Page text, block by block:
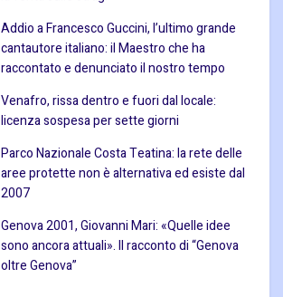
Addio a Francesco Guccini, l’ultimo grande
cantautore italiano: il Maestro che ha
raccontato e denunciato il nostro tempo
Venafro, rissa dentro e fuori dal locale:
licenza sospesa per sette giorni
Parco Nazionale Costa Teatina: la rete delle
aree protette non è alternativa ed esiste dal
2007
Genova 2001, Giovanni Mari: «Quelle idee
sono ancora attuali». Il racconto di “Genova
oltre Genova”